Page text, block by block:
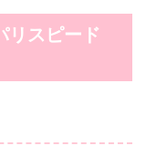
リスピード